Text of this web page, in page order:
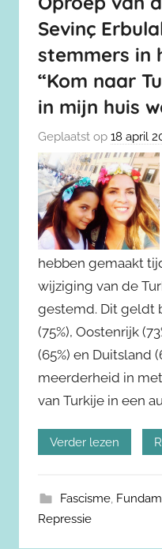
Sevinç
stemmers in
“Kom naar
in mijn huis
Geplaatst op 18 april
hebben gemaakt
wijziging van de
gestemd. Dit geldt
(75%), Oostenrijk
(65%) en Duitsland
meerderheid in
van Turkije in een
Verder lezen
Fascisme,
Repressie